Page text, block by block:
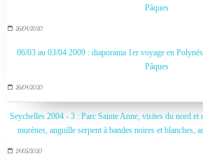
Pâques
26/04/2020
06/03 au 03/04 2009 : diaporama 1er voyage en
Pâques
26/04/2020
Seychelles 2004 - 3 : Parc Sainte Anne, visites du nord
murènes, anguille serpent à bandes noires et blanches,
24/05/2020